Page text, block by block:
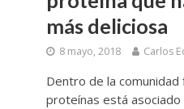
más deliciosa
8 mayo, 2018 Carlos
Dentro de la
proteínas está asociado